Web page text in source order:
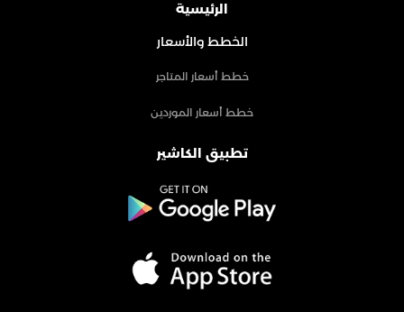
الرئيسية
الخطط والأسعار
خطط أسعار المتاجر
خطط أسعار الموردين
تطبيق الكاشير